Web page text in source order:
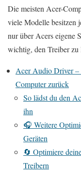
Die meisten Acer-
viele Modelle besitzen
nur über Acers eigene
wichtig, den Treiber zu
Acer Audio Driver –
Computer zurück
So lädst du den
ihn
🎧 Weitere
Geräten
🔄 Optimiere
Treibern